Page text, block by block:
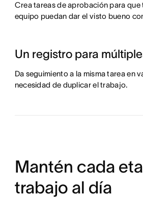
Crea tareas de aprobación para
equipo puedan dar el visto bueno
Un registro para
Da seguimiento a la misma tarea en
necesidad de duplicar el trabajo.
Mantén cada
trabajo al día